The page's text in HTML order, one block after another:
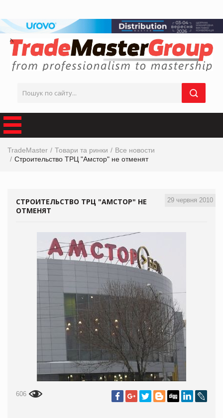
TradeMaster Товари та ринки
Все новости
Строительство ТРЦ "Амстор" не отменят
29 червня 2010
СТРОИТЕЛЬСТВО ТРЦ "АМСТОР" НЕ
ОТМЕНЯТ
606